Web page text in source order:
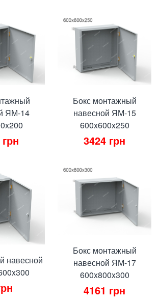
ЯМ-14
грн
Бокс монтажный
навесной ЯМ-15
600x600x250
3424 грн
навесной
Бокс монтажный
навесной ЯМ-17
600x800x300
4161 грн